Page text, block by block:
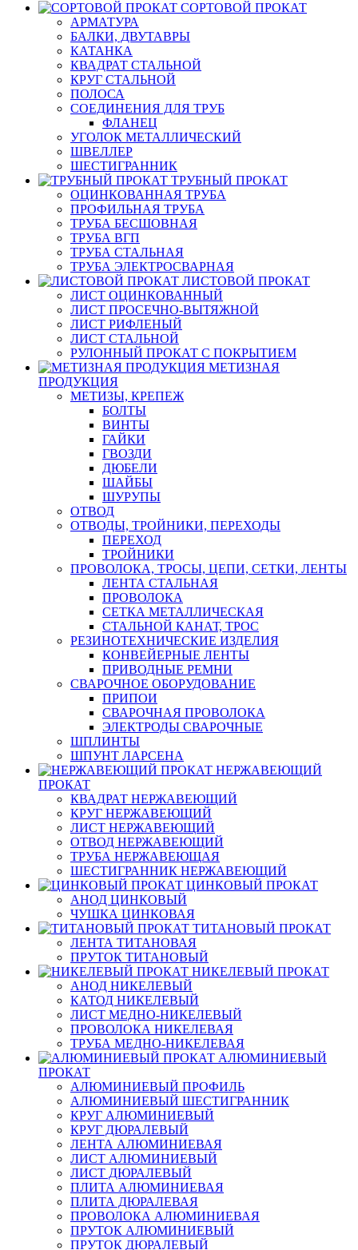
СОРТОВОЙ ПРОКАТ
АРМАТУРА
БАЛКИ, ДВУТАВРЫ
КАТАНКА
КВАДРАТ СТАЛЬНОЙ
КРУГ СТАЛЬНОЙ
ПОЛОСА
СОЕДИНЕНИЯ ДЛЯ ТРУБ
ФЛАНЕЦ
УГОЛОК МЕТАЛЛИЧЕСКИЙ
ШВЕЛЛЕР
ШЕСТИГРАННИК
ТРУБНЫЙ ПРОКАТ
ОЦИНКОВАННАЯ ТРУБА
ПРОФИЛЬНАЯ ТРУБА
ТРУБА БЕСШОВНАЯ
ТРУБА ВГП
ТРУБА СТАЛЬНАЯ
ТРУБА ЭЛЕКТРОСВАРНАЯ
ЛИСТОВОЙ ПРОКАТ
ЛИСТ ОЦИНКОВАННЫЙ
ЛИСТ ПРОСЕЧНО-ВЫТЯЖНОЙ
ЛИСТ РИФЛЕНЫЙ
ЛИСТ СТАЛЬНОЙ
РУЛОННЫЙ ПРОКАТ С ПОКРЫТИЕМ
МЕТИЗНАЯ
ПРОДУКЦИЯ
МЕТИЗЫ, КРЕПЕЖ
БОЛТЫ
ВИНТЫ
ГАЙКИ
ГВОЗДИ
ДЮБЕЛИ
ШАЙБЫ
ШУРУПЫ
ОТВОД
ОТВОДЫ, ТРОЙНИКИ, ПЕРЕХОДЫ
ПЕРЕХОД
ТРОЙНИКИ
ПРОВОЛОКА, ТРОСЫ, ЦЕПИ, СЕТКИ, ЛЕНТЫ
ЛЕНТА СТАЛЬНАЯ
ПРОВОЛОКА
СЕТКА МЕТАЛЛИЧЕСКАЯ
СТАЛЬНОЙ КАНАТ, ТРОС
РЕЗИНОТЕХНИЧЕСКИЕ ИЗДЕЛИЯ
КОНВЕЙЕРНЫЕ ЛЕНТЫ
ПРИВОДНЫЕ РЕМНИ
СВАРОЧНОЕ ОБОРУДОВАНИЕ
ПРИПОИ
СВАРОЧНАЯ ПРОВОЛОКА
ЭЛЕКТРОДЫ СВАРОЧНЫЕ
ШПЛИНТЫ
ШПУНТ ЛАРСЕНА
НЕРЖАВЕЮЩИЙ
ПРОКАТ
КВАДРАТ НЕРЖАВЕЮЩИЙ
КРУГ НЕРЖАВЕЮЩИЙ
ЛИСТ НЕРЖАВЕЮЩИЙ
ОТВОД НЕРЖАВЕЮЩИЙ
ТРУБА НЕРЖАВЕЮЩАЯ
ШЕСТИГРАННИК НЕРЖАВЕЮЩИЙ
ЦИНКОВЫЙ ПРОКАТ
АНОД ЦИНКОВЫЙ
ЧУШКА ЦИНКОВАЯ
ТИТАНОВЫЙ ПРОКАТ
ЛЕНТА ТИТАНОВАЯ
ПРУТОК ТИТАНОВЫЙ
НИКЕЛЕВЫЙ ПРОКАТ
АНОД НИКЕЛЕВЫЙ
КАТОД НИКЕЛЕВЫЙ
ЛИСТ МЕДНО-НИКЕЛЕВЫЙ
ПРОВОЛОКА НИКЕЛЕВАЯ
ТРУБА МЕДНО-НИКЕЛЕВАЯ
АЛЮМИНИЕВЫЙ
ПРОКАТ
АЛЮМИНИЕВЫЙ ПРОФИЛЬ
АЛЮМИНИЕВЫЙ ШЕСТИГРАННИК
КРУГ АЛЮМИНИЕВЫЙ
КРУГ ДЮРАЛЕВЫЙ
ЛЕНТА АЛЮМИНИЕВАЯ
ЛИСТ АЛЮМИНИЕВЫЙ
ЛИСТ ДЮРАЛЕВЫЙ
ПЛИТА АЛЮМИНИЕВАЯ
ПЛИТА ДЮРАЛЕВАЯ
ПРОВОЛОКА АЛЮМИНИЕВАЯ
ПРУТОК АЛЮМИНИЕВЫЙ
ПРУТОК ДЮРАЛЕВЫЙ